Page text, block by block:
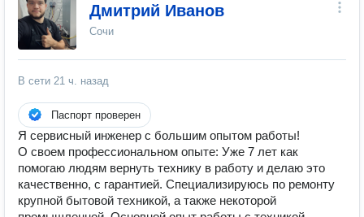
Дмитрий Иванов
Сочи
В сети 21 ч. назад
Паспорт проверен
Я сервисный инженер с большим опытом работы!
О своем профессиональном опыте: Уже 7 лет как
помогаю людям вернуть технику в работу и делаю это
качественно, с гарантией. Специализируюсь по ремонту
крупной бытовой техникой, а также некоторой